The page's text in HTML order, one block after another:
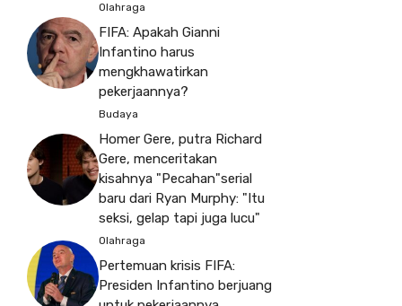
Olahraga
FIFA: Apakah Gianni
Infantino harus
mengkhawatirkan
pekerjaannya?
Budaya
Homer Gere, putra Richard
Gere, menceritakan
kisahnya "Pecahan"serial
baru dari Ryan Murphy: "Itu
seksi, gelap tapi juga lucu"
Olahraga
Pertemuan krisis FIFA:
Presiden Infantino berjuang